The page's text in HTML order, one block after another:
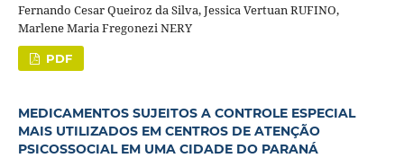
Fernando Cesar Queiroz da Silva, Jessica Vertuan RUFINO,
Marlene Maria Fregonezi NERY
PDF
MEDICAMENTOS SUJEITOS A CONTROLE ESPECIAL
MAIS UTILIZADOS EM CENTROS DE ATENÇÃO
PSICOSSOCIAL EM UMA CIDADE DO PARANÁ